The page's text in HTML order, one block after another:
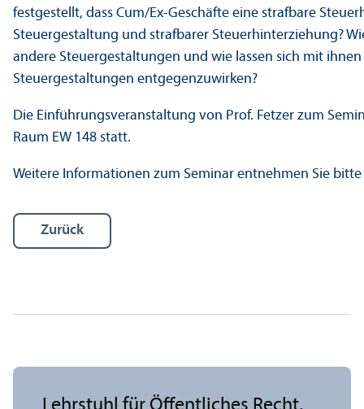
festgestellt, dass Cum/Ex-Geschäfte eine strafbare
Steuergestaltung und strafbarer Steuerhinterziehung?
andere Steuergestaltungen und wie lassen sich mit
Steuergestaltungen entgegenzuwirken?
Die Einführungs­veranstaltung von Prof. Fetzer zum
Raum EW 148 statt.
Weitere Informationen zum Seminar entnehmen Sie
Zurück